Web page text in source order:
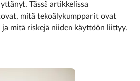
Tässä artikkelissa
mitä tekoälykumppanit ovat,
mitä riskejä niiden käyttöön liittyy.